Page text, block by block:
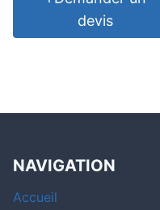
devis
NAVIGATION
Accueil